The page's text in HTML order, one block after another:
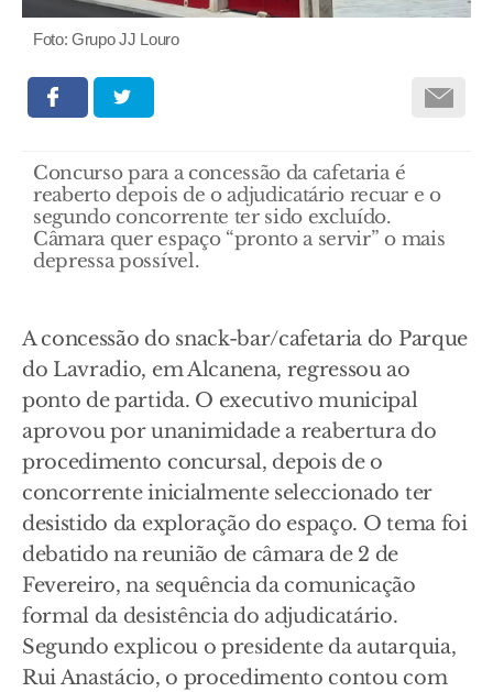
Foto: Grupo JJ Louro
Concurso para a concessão da cafetaria é
reaberto depois de o adjudicatário recuar e o
segundo concorrente ter sido excluído.
Câmara quer espaço “pronto a servir” o mais
depressa possível.
A concessão do snack-bar/cafetaria do Parque
do Lavradio, em Alcanena, regressou ao
ponto de partida. O executivo municipal
aprovou por unanimidade a reabertura do
procedimento concursal, depois de o
concorrente inicialmente seleccionado ter
desistido da exploração do espaço. O tema foi
debatido na reunião de câmara de 2 de
Fevereiro, na sequência da comunicação
formal da desistência do adjudicatário.
Segundo explicou o presidente da autarquia,
Rui Anastácio, o procedimento contou com